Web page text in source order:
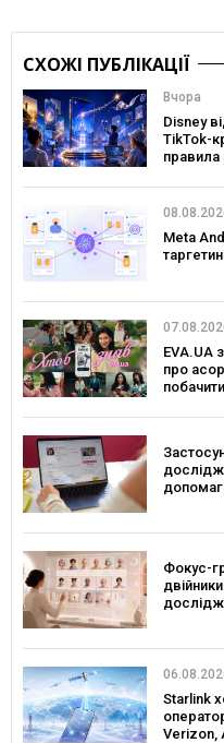
СХОЖІ ПУБЛІКАЦІЇ
Вчора
Disney
TikTok-
правила
Meta
EVA.UA
про
Фокус-
Starlink
Verizon,